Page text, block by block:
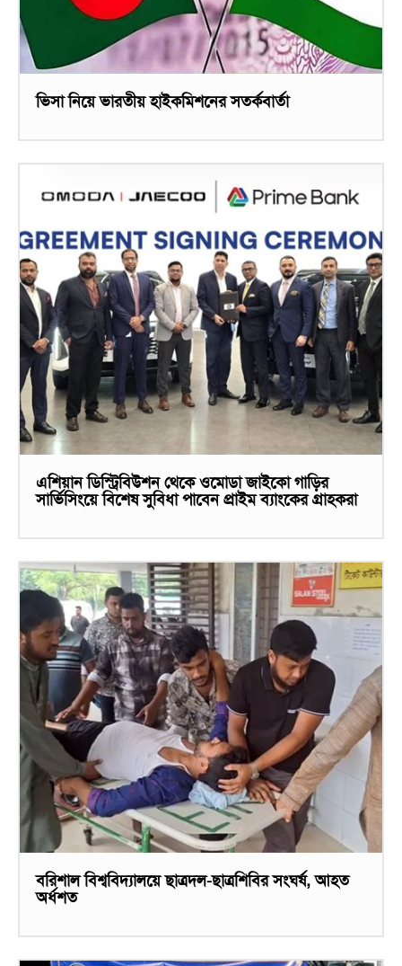
ভিসা নিয়ে ভারতীয় হাইকমিশনের সতর্কবার্তা
এশিয়ান ডিস্ট্রিবিউশন থেকে ওমোডা জাইকো গাড়ির
সার্ভিসিংয়ে বিশেষ সুবিধা পাবেন প্রাইম ব্যাংকের গ্রাহকরা
বরিশাল বিশ্ববিদ্যালয়ে ছাত্রদল-ছাত্রশিবির সংঘর্ষ, আহত
অর্ধশত